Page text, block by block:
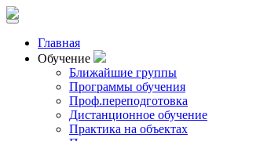
Главная
Обучение
Ближайшие группы
Программы обучения
Проф.переподготовка
Дистанционное обучение
Практика на объектах